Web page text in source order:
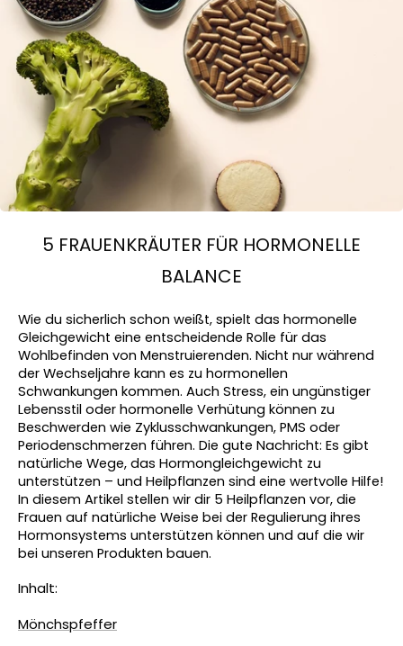
5 FRAUENKRÄUTER FÜR HORMONELLE
BALANCE
Wie du sicherlich schon weißt, spielt das hormonelle
Gleichgewicht eine entscheidende Rolle für das
Wohlbefinden von Menstruierenden. Nicht nur während
der Wechseljahre kann es zu hormonellen
Schwankungen kommen. Auch Stress, ein ungünstiger
Lebensstil oder hormonelle Verhütung können zu
Beschwerden wie Zyklusschwankungen, PMS oder
Periodenschmerzen führen. Die gute Nachricht: Es gibt
natürliche Wege, das Hormongleichgewicht zu
unterstützen – und Heilpflanzen sind eine wertvolle Hilfe!
In diesem Artikel stellen wir dir 5 Heilpflanzen vor, die
Frauen auf natürliche Weise bei der Regulierung ihres
Hormonsystems unterstützen können und auf die wir
bei unseren Produkten bauen.
Inhalt:
Mönchspfeffer